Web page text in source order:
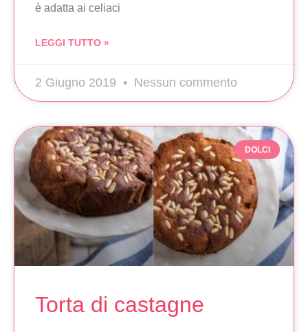
è adatta ai celiaci
LEGGI TUTTO »
2 Giugno 2019 Nessun commento
DOLCI
Torta di castagne